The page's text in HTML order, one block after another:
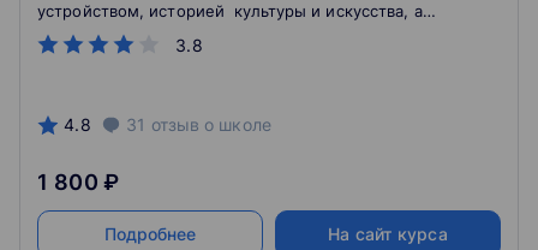
3.8
устройством, историей культуры и искусства, а
также историей их взаимоотношений с некоторыми
другими странами, включая Россию. Данный курс
социального строения стран на данном этапе их
развития, современной культуре Великобритании и
образования и т.д.
4.8 31 отзыв о школе
1 800 ₽
Подробнее На сайт курса